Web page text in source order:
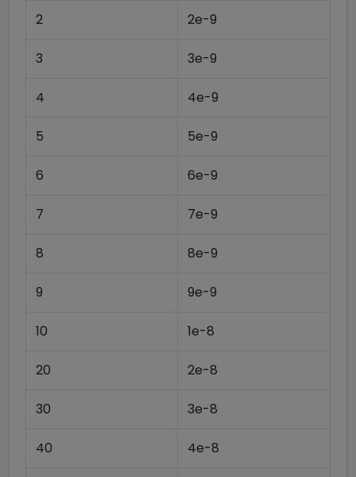
2 2e-9
3 3e-9
4 4e-9
5 5e-9
6 6e-9
7 7e-9
8 8e-9
9 9e-9
10 1e-8
20 2e-8
30 3e-8
40 4e-8